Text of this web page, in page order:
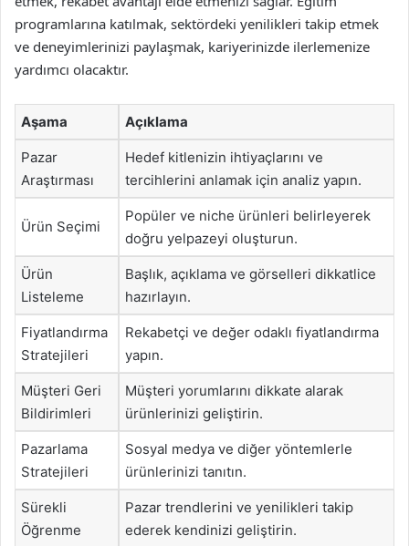
programlarına katılmak, sektördeki yenilikleri takip etmek
ve deneyimlerinizi paylaşmak, kariyerinizde ilerlemenize
yardımcı olacaktır.
Aşama Açıklama
Pazar
Araştırması
Hedef kitlenizin ihtiyaçlarını ve
tercihlerini anlamak için analiz yapın.
Ürün Seçimi
Popüler ve niche ürünleri belirleyerek
doğru yelpazeyi oluşturun.
Ürün
Listeleme
Başlık, açıklama ve görselleri dikkatlice
hazırlayın.
Fiyatlandırma
Stratejileri
Rekabetçi ve değer odaklı fiyatlandırma
yapın.
Müşteri Geri
Bildirimleri
Müşteri yorumlarını dikkate alarak
ürünlerinizi geliştirin.
Pazarlama
Stratejileri
Sosyal medya ve diğer yöntemlerle
ürünlerinizi tanıtın.
Sürekli
Öğrenme
Pazar trendlerini ve yenilikleri takip
ederek kendinizi geliştirin.